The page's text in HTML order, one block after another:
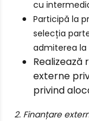
cu
Participă la
selecția
admiterea
externe
privind
2. Finanțare